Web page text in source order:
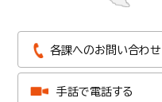
各課へのお問い合わせ
手話で電話する